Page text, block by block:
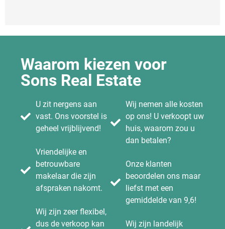
Waarom kiezen voor
Sons Real Estate
U zit nergens aan
vast. Ons voorstel is
geheel vrijblijvend!
Vriendelijke en
betrouwbare
makelaar die zijn
afspraken nakomt.
Wij zijn zeer flexibel,
dus de verkoop kan
Wij nemen alle kosten
op ons! U verkoopt uw
huis, waarom zou u
dan betalen?
Onze klanten
beoordelen ons maar
liefst met een
gemiddelde van 9,6!
Wij zijn landelijk